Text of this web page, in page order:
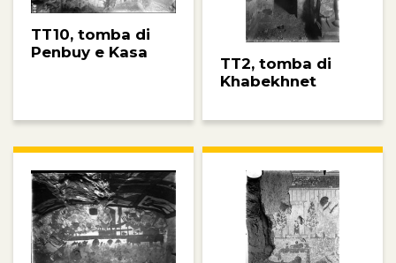
TT10, tomba di
Penbuy e Kasa
TT2, tomba di
Khabekhnet